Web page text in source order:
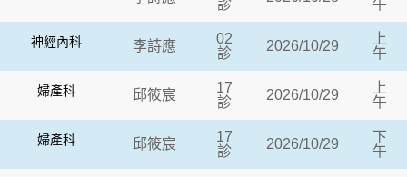
診
午
神經內科 李詩應
02
診
2026/10/29
上
午
婦產科 邱筱宸
17
診
2026/10/29
上
午
婦產科 邱筱宸
17
診
2026/10/29
下
午